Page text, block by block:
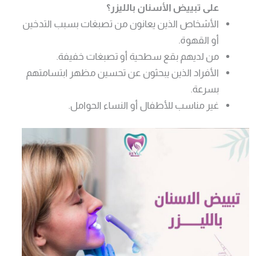
على تبييض الأسنان بالليزر؟
الأشخاص الذين يعانون من تصبغات بسبب التدخين
أو القهوة.
من لديهم بقع سطحية أو تصبغات خفيفة.
الأفراد الذين يبحثون عن تحسين مظهر ابتسامتهم
بسرعة.
غير مناسب للأطفال أو النساء الحوامل.